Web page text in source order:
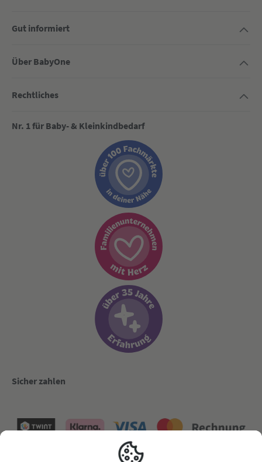
Gut informiert
Über BabyOne
Rechtliches
Nr. 1 für Baby- & Kleinkindbedarf
Sicher zahlen